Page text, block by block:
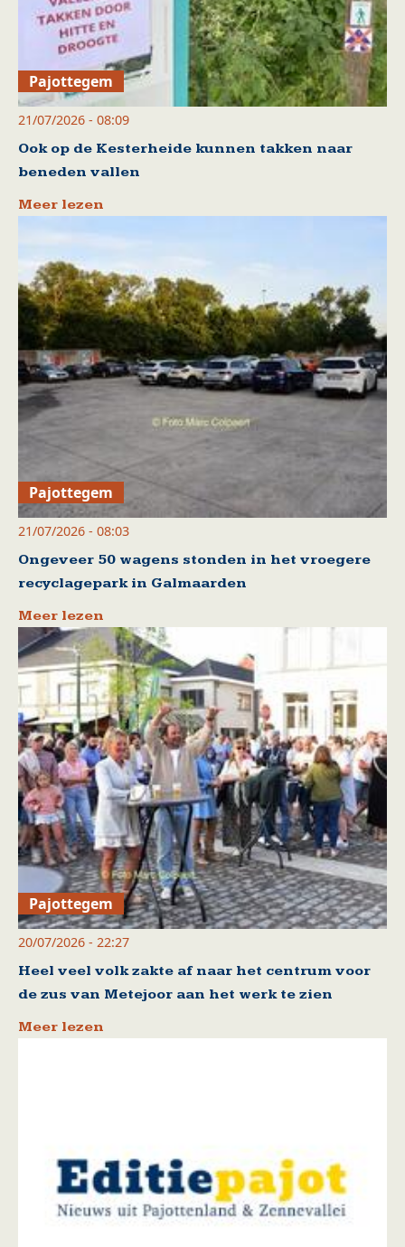
Pajottegem
21/07/2026 - 08:09
Ook op de Kesterheide kunnen takken naar
beneden vallen
Meer lezen
Pajottegem
21/07/2026 - 08:03
Ongeveer 50 wagens stonden in het vroegere
recyclagepark in Galmaarden
Meer lezen
Pajottegem
20/07/2026 - 22:27
Heel veel volk zakte af naar het centrum voor
de zus van Metejoor aan het werk te zien
Meer lezen